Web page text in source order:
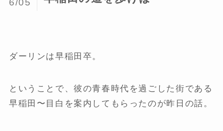
6/05
ダーリンは早稲田卒。
ということで、彼の青春時代を過ごした街である
早稲田〜目白を案内してもらったのが昨日の話。